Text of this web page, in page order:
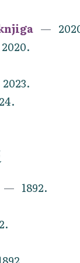
2020.
2023.
1892.